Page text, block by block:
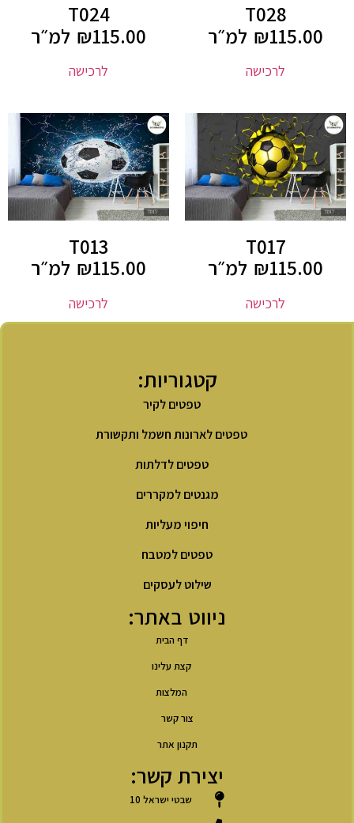
T028
₪115.00 למ״ר
לרכישה
T024
₪115.00 למ״ר
לרכישה
T017
₪115.00 למ״ר
לרכישה
T013
₪115.00 למ״ר
לרכישה
קטגוריות:
טפטים לקיר
טפטים לארונות חשמל ותקשורת
טפטים לדלתות
מגנטים למקררים
חיפוי מעליות
טפטים למטבח
שילוט לעסקים
ניווט באתר:
דף הבית
קצת עלינו
המלצות
צור קשר
תקנון אתר
יצירת קשר:
שבטי ישראל 10